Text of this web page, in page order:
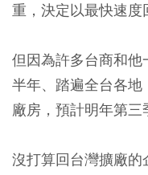
重，決定以最快速度
但因為許多台商和他
半年、踏遍全台各
廠房，預計明年第三
沒打算回台灣擴廠的